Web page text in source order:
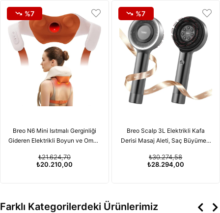
Breo N6 Mini Isıtmalı Gerginliği
Gideren Elektrikli Boyun ve Omuz
₺20.210,00
₺21.624,70
%7
Breo Scalp 3L Elektrikli Kafa
Derisi Masaj Aleti, Saç Büyümesi
Özelliğiyle
₺28.294,00
₺30.274,58
%7
Farklı Kategorilerdeki Ürünlerimiz